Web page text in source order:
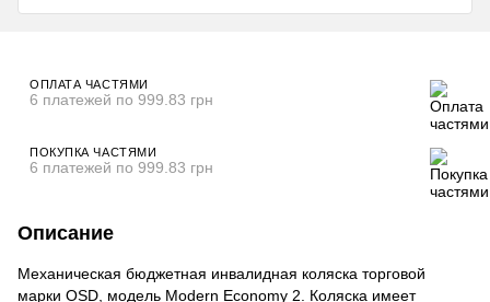
ОПЛАТА ЧАСТЯМИ
6 платежей по 999.83 грн
ПОКУПКА ЧАСТЯМИ
6 платежей по 999.83 грн
Описание
Механическая бюджетная инвалидная коляска торговой
марки OSD, модель Modern Economy 2. Коляска имеет